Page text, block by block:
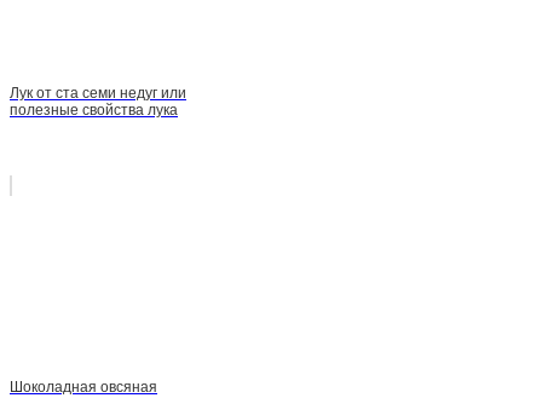
Лук от ста семи недуг или
полезные свойства лука
Шоколадная овсяная